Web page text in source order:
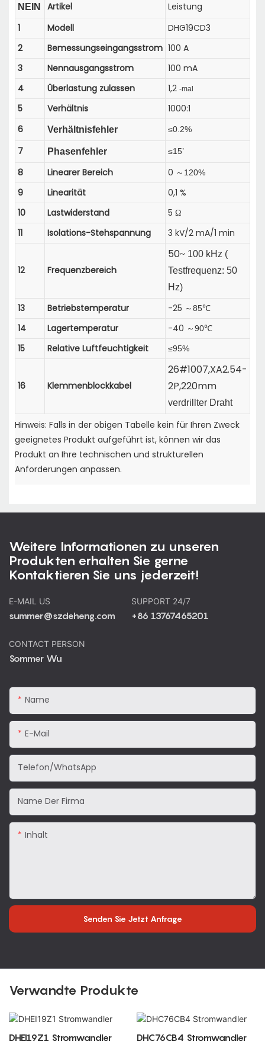
NEIN Artikel
Leistung
1
Modell
DHG19CD3
2
Bemessungseingangsstrom 100 A
3
Nennausgangsstrom
100 mA
4
Überlastung zulassen 1,2 -mal
5 Verhältnis
1000:1
6
Verhältnisfehler ≤0.2%
7 Phasenfehler ≤15’
8 Linearer Bereich 0 ～ 120%
9 Linearität
0,1 %
10
Lastwiderstand
5 Ω
11
Isolations-Stehspannung 3 kV/2 mA/1 min
12 Frequenzbereich
50~ 100 kHz (
Testfrequenz: 50
Hz)
13 Betriebstemperatur -25 ～ 85℃
14 Lagertemperatur -40 ～ 90℃
15 Relative Luftfeuchtigkeit ≤95%
16 Klemmenblockkabel
26#1007,XA2.54-
2P,220mm
verdrillter Draht
Hinweis: Falls in der obigen Tabelle kein für Ihren Zweck
geeignetes Produkt aufgeführt ist, können wir das
Produkt an Ihre technischen und strukturellen
Anforderungen anpassen.
Weitere Informationen zu unseren
Produkten erhalten Sie gerne
Kontaktieren Sie uns jederzeit!
E-MAIL US
summer@szdeheng.com
SUPPORT 24/7
+86 13767465201
CONTACT PERSON
Sommer Wu
Name
E-Mail
Telefon/WhatsApp
Name Der Firma
Inhalt
Senden Sie Jetzt Anfrage
Verwandte Produkte
DHEI19Z1 Stromwandler DHC76CB4 Stromwandler